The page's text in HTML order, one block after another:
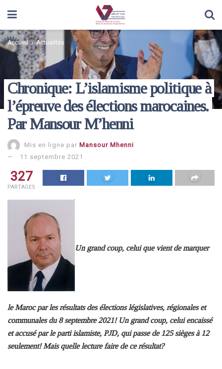
Accueil Actualités
Chronique: L’islamisme politique à
l’épreuve des élections marocaines.
Par Mansour M’henni
Mis en ligne par Mansour Mhenni
11 septembre 2021
327
PARTAGES
Un grand coup, celui que vient de marquer
le Maroc par les résultats des élections législatives, régionales et
communales du 8 septembre 2021! Un grand coup, celui encaissé
et accusé par le parti islamiste, PJD, qui passe de 125 sièges à 12
seulement! Mais quelle lecture faire de ce résultat?